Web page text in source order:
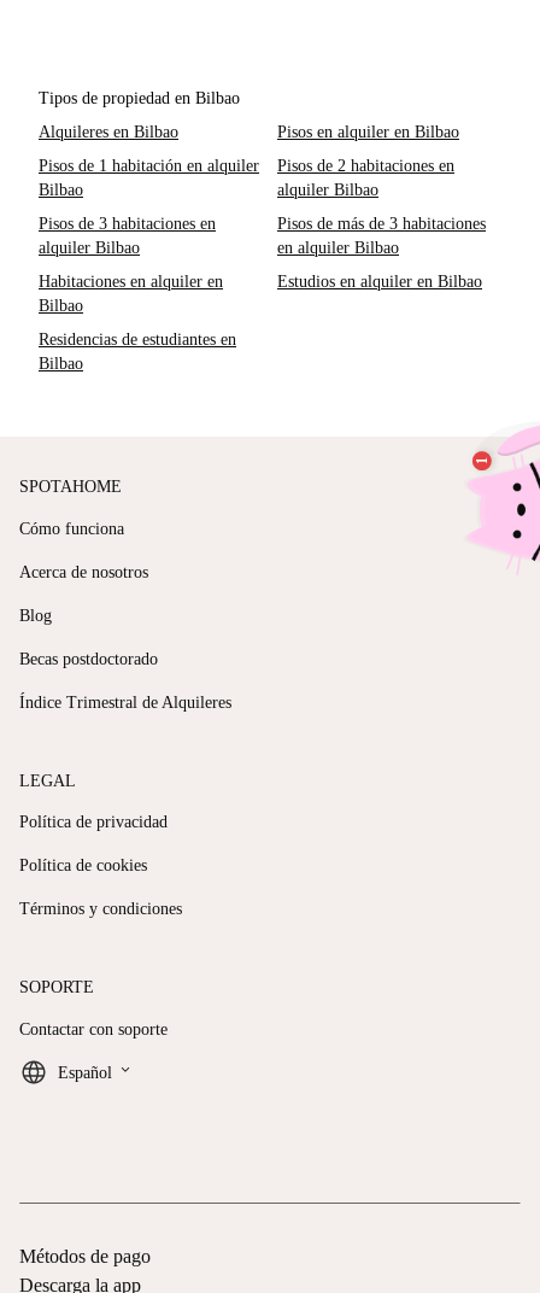
Tipos de propiedad en Bilbao
Alquileres en Bilbao
Pisos en alquiler en Bilbao
Pisos de 1 habitación en alquiler
Bilbao
Pisos de 2 habitaciones en
alquiler Bilbao
Pisos de 3 habitaciones en
alquiler Bilbao
Pisos de más de 3 habitaciones
en alquiler Bilbao
Habitaciones en alquiler en
Bilbao
Estudios en alquiler en Bilbao
Residencias de estudiantes en
Bilbao
SPOTAHOME
Cómo funciona
Acerca de nosotros
Blog
Becas postdoctorado
Índice Trimestral de Alquileres
LEGAL
Política de privacidad
Política de cookies
Términos y condiciones
SOPORTE
Contactar con soporte
Español keyboard_arrow_down
Métodos de pago
Descarga la app